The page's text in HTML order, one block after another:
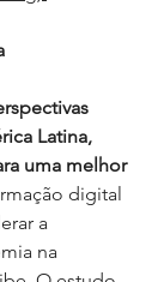
Latina,
uma melhor
digital
a
na